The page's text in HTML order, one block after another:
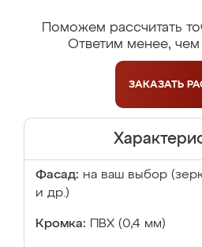
Поможем рассчитать
Ответим менее, чем
ЗАКАЗАТЬ
Фасад: на ваш выбор
и др.)
Кромка: ПВХ (0,4 мм)